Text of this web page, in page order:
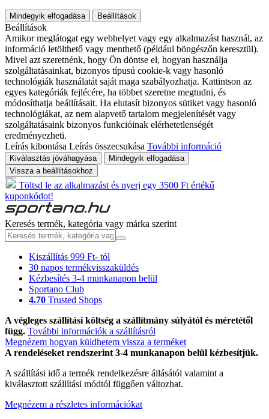
Mindegyik elfogadása Beállítások
Beállítások
Amikor meglátogat egy webhelyet vagy egy alkalmazást használ, az
információ letölthető vagy menthető (például böngészőn keresztül).
Mivel azt szeretnénk, hogy Ön döntse el, hogyan használja
szolgáltatásainkat, bizonyos típusú cookie-k vagy hasonló
technológiák használatát saját maga szabályozhatja. Kattintson az
egyes kategóriák fejlécére, ha többet szeretne megtudni, és
módosíthatja beállításait. Ha elutasít bizonyos sütiket vagy hasonló
technológiákat, az nem alapvető tartalom megjelenítését vagy
szolgáltatásaink bizonyos funkcióinak elérhetetlenségét
eredményezheti.
Leírás kibontása Leírás összecsukása További információ
Kiválasztás jóváhagyása
Mindegyik elfogadása
Vissza a beállításokhoz
Töltsd le az alkalmazást és nyerj egy 3500 Ft értékű
kuponkódot!
Keresés termék, kategória vagy márka szerint
Kiszállítás 999 Ft- tól
30 napos termékvisszaküldés
Kézbesítés 3-4 munkanapon belül
Sportano Club
4.70 Trusted Shops
A végleges szállítási költség a szállítmány súlyától és méretétől
függ. További információk a szállításról
Megnézem hogyan küldhetem vissza a terméket
A rendeléseket rendszerint 3-4 munkanapon belül kézbesítjük.
A szállítási idő a termék rendelkezésre állásától valamint a
kiválasztott szállítási módtól függően változhat.
Megnézem a részletes információkat